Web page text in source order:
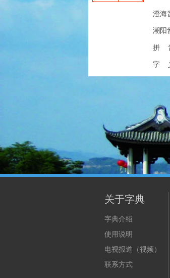
澄海
潮阳
拼
字
关于字典
字典介绍
使用说明
电视报道（视频）
联系方式